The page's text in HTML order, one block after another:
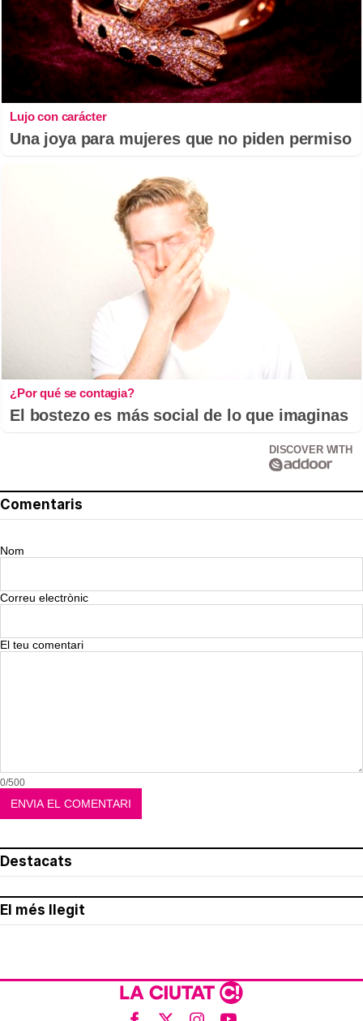
Lujo con carácter
Una joya para mujeres que no piden permiso
¿Por qué se contagia?
El bostezo es más social de lo que imaginas
DISCOVER WITH
Comentaris
Nom
Correu electrònic
El teu comentari
0/500
Destacats
El més llegit